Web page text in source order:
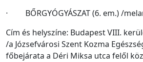
· BŐRGYÓGYÁSZAT (6. em.) /
Cím és helyszíne: Budapest VIII.
/a Józsefvárosi Szent Kozma
főbejárata a Déri Miksa utca felől